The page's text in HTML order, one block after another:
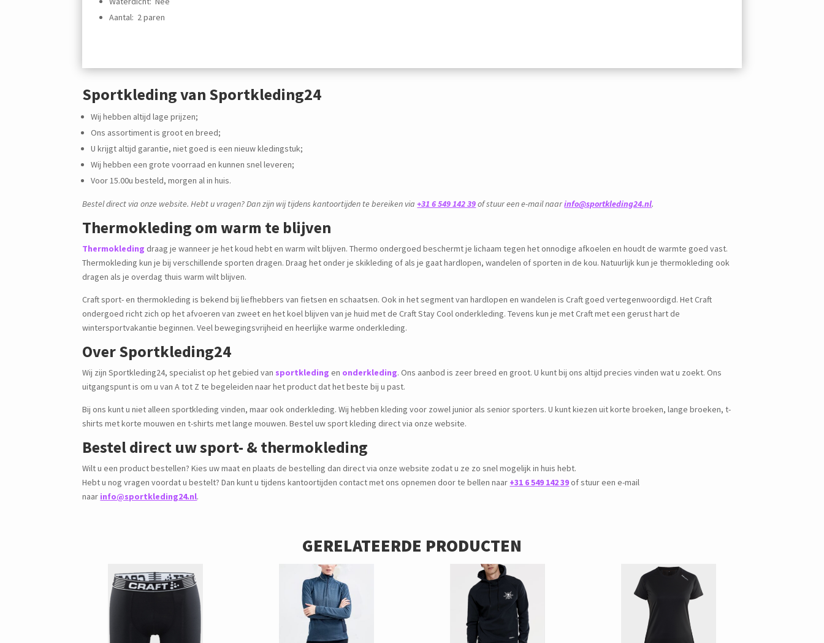
Aantal: 2 paren
Sportkleding van Sportkleding24
Wij hebben altijd lage prijzen;
Ons assortiment is groot en breed;
U krijgt altijd garantie, niet goed is een nieuw kledingstuk;
Wij hebben een grote voorraad en kunnen snel leveren;
Voor 15.00u besteld, morgen al in huis.
Bestel direct via onze website. Hebt u vragen? Dan zijn wij tijdens kantoortijden te bereiken via+31 6 549 142 39of stuur een e-mail naarinfo@sportkleding24.nl.
Thermokleding om warm te blijven
Thermokleding draag je wanneer je het koud hebt en warm wilt blijven. Thermo ondergoed beschermt je lichaam tegen het onnodige afkoelen en houdt de warmte goed vast.
Thermokleding kun je bij verschillende sporten dragen. Draag het onder je skikleding of als je gaat hardlopen, wandelen of sporten in de kou. Natuurlijk kun je thermokleding ook
dragen als je overdag thuis warm wilt blijven.
Craft sport- en thermokleding is bekend bij liefhebbers van fietsen en schaatsen. Ook in het segment van hardlopen en wandelen is Craft goed vertegenwoordigd. Het Craft
ondergoed richt zich op het afvoeren van zweet en het koel blijven van je huid met de Craft Stay Cool onderkleding. Tevens kun je met Craft met een gerust hart de
wintersportvakantie beginnen. Veel bewegingsvrijheid en heerlijke warme onderkleding.
Over Sportkleding24
Wij zijn Sportkleding24, specialist op het gebied van sportkleding en onderkleding. Ons aanbod is zeer breed en groot. U kunt bij ons altijd precies vinden wat u zoekt. Ons
uitgangspunt is om u van A tot Z te begeleiden naar het product dat het beste bij u past.
Bij ons kunt u niet alleen sportkleding vinden, maar ook onderkleding. Wij hebben kleding voor zowel junior als senior sporters. U kunt kiezen uit korte broeken, lange broeken, t-
shirts met korte mouwen en t-shirts met lange mouwen. Bestel uw sport kleding direct via onze website.
Bestel direct uw sport- & thermokleding
Wilt u een product bestellen? Kies uw maat en plaats de bestelling dan direct via onze website zodat u ze zo snel mogelijk in huis hebt.
Hebt u nog vragen voordat u bestelt? Dan kunt u tijdens kantoortijden contact met ons opnemen door te bellen naar +31 6 549 142 39of stuur een e-mail
naar info@sportkleding24.nl.
GERELATEERDE PRODUCTEN